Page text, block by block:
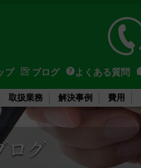
プ ブログ よくある質問
取扱業務 解決事例 費用